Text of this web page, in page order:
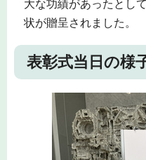
大な功績があったとし
状が贈呈されました。
表彰式当日の様